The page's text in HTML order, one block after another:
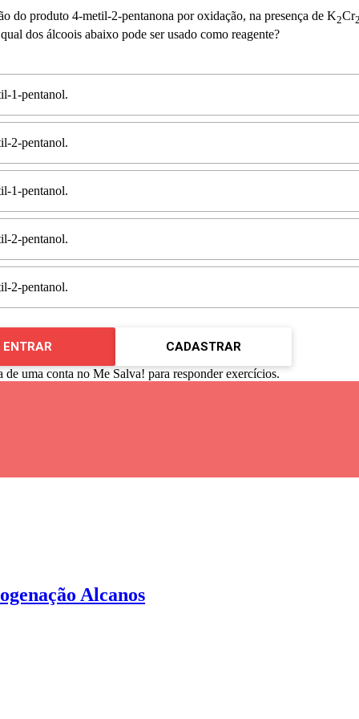
do produto 4-metil-2-pentanona por oxidação, na presença de K2Cr2
dos álcoois abaixo pode ser usado como reagente?
1-pentanol.
2-pentanol.
1-pentanol.
2-pentanol.
2-pentanol.
ENTRAR CADASTRAR
de uma conta no Me Salva! para responder exercícios.
Alcanos